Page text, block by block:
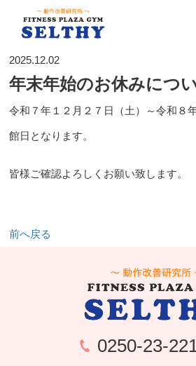
2025.12.02
年末年始のお休みにつ
令和７年１２月２７日（土）～令和８
館日となります。
皆様ご確認よろしくお願い致します。
前へ戻る
0250-23-